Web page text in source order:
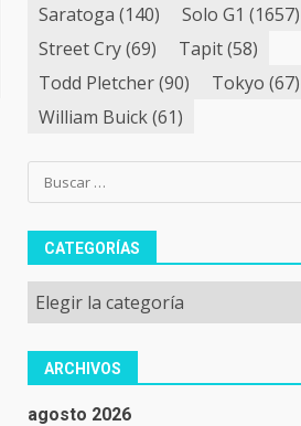
Saratoga (140) Solo G1 (1657)
Street Cry(69) Tapit(58)
Todd Pletcher(90) Tokyo (67)
William Buick(61)
Buscar:
CATEGORÍAS
Categorías
ARCHIVOS
agosto 2026